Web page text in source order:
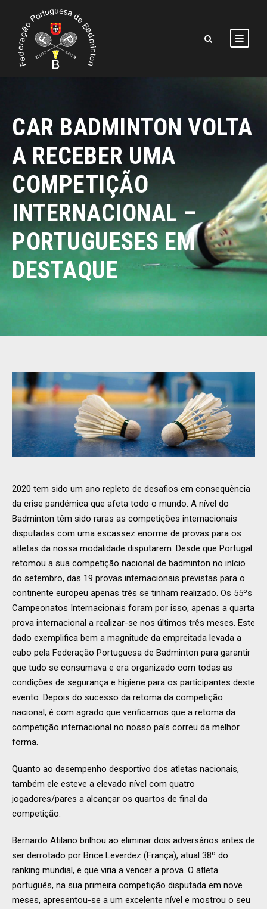
CAR BADMINTON VOLTA
A RECEBER UMA
COMPETIÇÃO
INTERNACIONAL –
PORTUGUESES EM
DESTAQUE
2020 tem sido um ano repleto de desafios em consequência
da crise pandémica que afeta todo o mundo. A nível do
Badminton têm sido raras as competições internacionais
disputadas com uma escassez enorme de provas para os
atletas da nossa modalidade disputarem. Desde que Portugal
retomou a sua competição nacional de badminton no início
do setembro, das 19 provas internacionais previstas para o
continente europeu apenas três se tinham realizado. Os 55ºs
Campeonatos Internacionais foram por isso, apenas a quarta
prova internacional a realizar-se nos últimos três meses. Este
dado exemplifica bem a magnitude da empreitada levada a
cabo pela Federação Portuguesa de Badminton para garantir
que tudo se consumava e era organizado com todas as
condições de segurança e higiene para os participantes deste
evento. Depois do sucesso da retoma da competição
nacional, é com agrado que verificamos que a retoma da
competição internacional no nosso país correu da melhor
forma.
Quanto ao desempenho desportivo dos atletas nacionais,
também ele esteve a elevado nível com quatro
jogadores/pares a alcançar os quartos de final da
competição.
Bernardo Atilano brilhou ao eliminar dois adversários antes de
ser derrotado por Brice Leverdez (França), atual 38º do
ranking mundial, e que viria a vencer a prova. O atleta
português, na sua primeira competição disputada em nove
meses, apresentou-se a um excelente nível e mostrou o seu